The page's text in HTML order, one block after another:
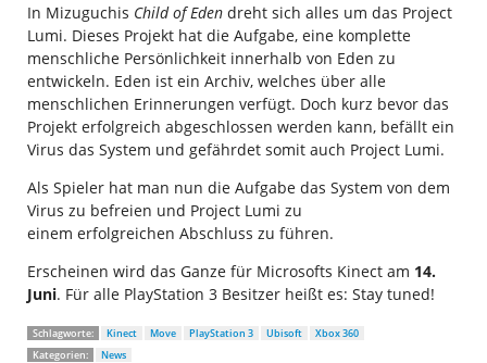
In Mizuguchis Child of Eden dreht sich alles um das Project
Lumi. Dieses Projekt hat die Aufgabe, eine komplette
menschliche Persönlichkeit innerhalb von Eden zu
entwickeln. Eden ist ein Archiv, welches über alle
menschlichen Erinnerungen verfügt. Doch kurz bevor das
Projekt erfolgreich abgeschlossen werden kann, befällt ein
Virus das System und gefährdet somit auch Project Lumi.
Als Spieler hat man nun die Aufgabe das System von dem
Virus zu befreien und Project Lumi zu
einem erfolgreichen Abschluss zu führen.
Erscheinen wird das Ganze für Microsofts Kinect am 14.
Juni. Für alle PlayStation 3 Besitzer heißt es: Stay tuned!
Schlagworte: Kinect Move PlayStation 3 Ubisoft
Xbox 360
Kategorien:
News